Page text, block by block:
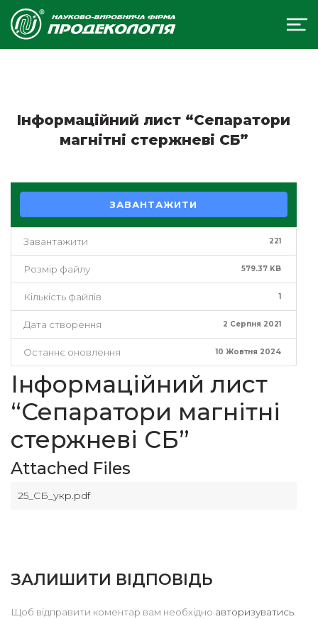
Інформаційний лист “Сепаратори
магнітні стержневі СБ”
ЗАВАНТАЖИТИ
Завантажити 221
Розмір файлу 579.37 KB
Кількість файлів 1
Дата створення 2 Серпня 2021
Останнє оновлення 10 Жовтня 2024
Інформаційний лист
“Сепаратори магнітні
стержневі СБ”
Attached Files
25_СБ_укр.pdf
ЗАЛИШИТИ ВІДПОВІДЬ
Щоб відправити коментар вам необхідно авторизуватись